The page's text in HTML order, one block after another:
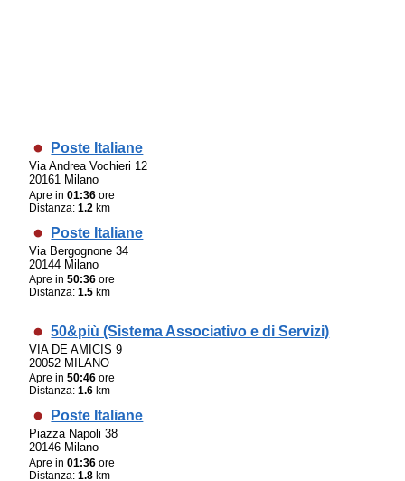
Poste Italiane
Via Andrea Vochieri 12
20161 Milano
Apre in01:36 ore
Distanza:1.2 km
Poste Italiane
Via Bergognone 34
20144 Milano
Apre in50:36 ore
Distanza:1.5 km
50&più (Sistema Associativo e di Servizi)
VIA DE AMICIS 9
20052 MILANO
Apre in50:46 ore
Distanza:1.6 km
Poste Italiane
Piazza Napoli 38
20146 Milano
Apre in01:36 ore
Distanza:1.8 km